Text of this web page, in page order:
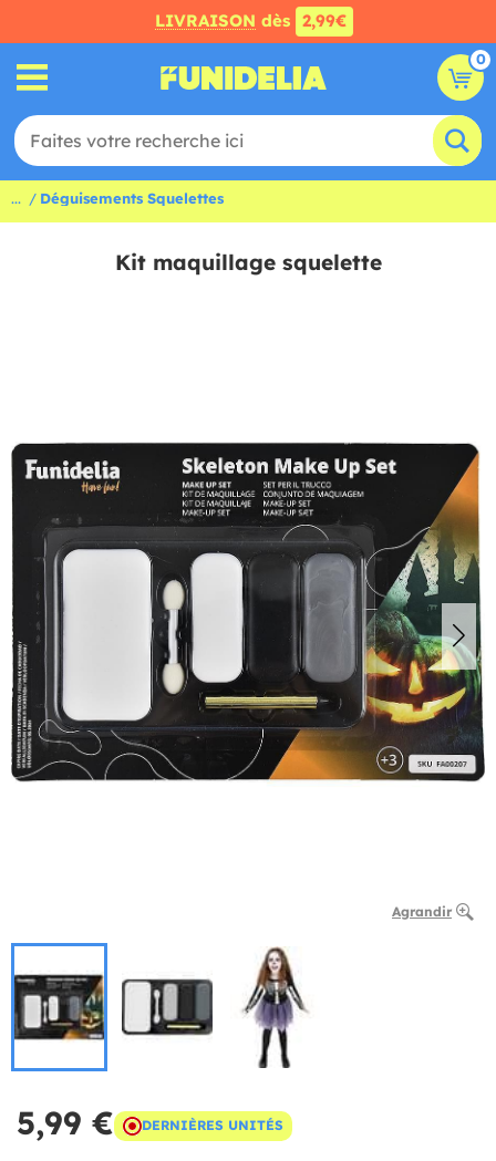
LIVRAISON dès 2,99€
0
... Déguisements Squelettes
Kit maquillage squelette
Agrandir
5,99 € DERNIÈRES UNITÉS